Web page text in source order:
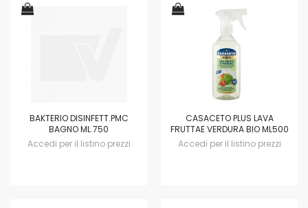
BAKTERIO DISINFETT.PMC
BAGNO ML.750
Accedi per il listino prezzi
CASACETO PLUS LAVA
FRUTTAE VERDURA BIO ML500
Accedi per il listino prezzi